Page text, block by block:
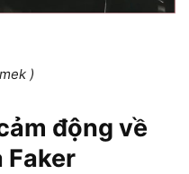
)
động về
Faker